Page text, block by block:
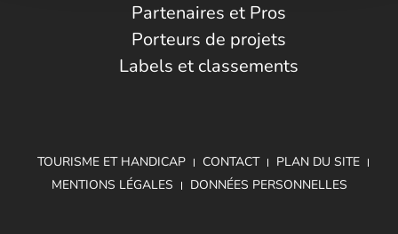
Partenaires et Pros
Porteurs de projets
Labels et classements
TOURISME ET HANDICAP CONTACT
PLAN DU SITE
MENTIONS LÉGALES
DONNÉES PERSONNELLES